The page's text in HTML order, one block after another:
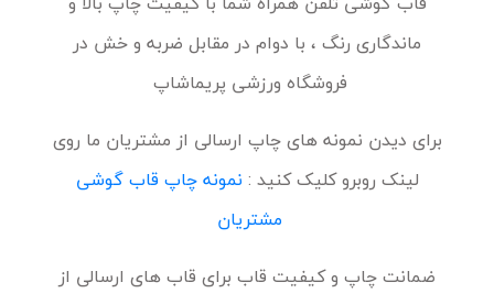
ماندگاری رنگ ، با دوام در مقابل ضربه و خش در
فروشگاه ورزشی پریماشاپ
برای دیدن نمونه های چاپ ارسالی از مشتریان ما روی
لینک روبرو کلیک کنید : نمونه چاپ قاب گوشی
مشتریان
ضمانت چاپ و کیفیت قاب برای قاب های ارسالی از